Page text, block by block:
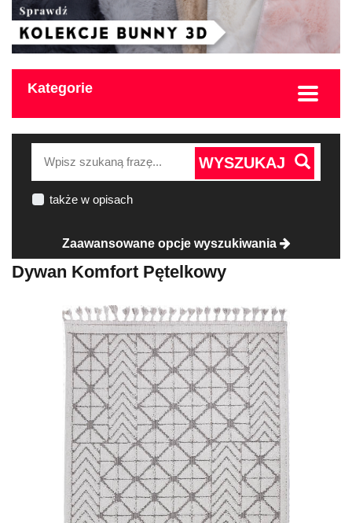
Kategorie
WYSZUKAJ
także w opisach
Zaawansowane opcje wyszukiwania
Dywan Komfort Pętelkowy